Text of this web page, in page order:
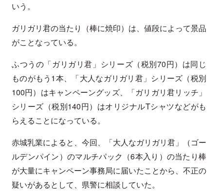
いう。
ガリガリ君の当たり（棒に焼印）は、値段によって景品
がことなっている。
ふつうの「ガリガリ君」シリーズ（税別70円）は同じ
ものがもう1本、「大人なガリガリ君」シリーズ（税別
100円）はキャンペーングッズ、「ガリガリ君リッチ」
シリーズ（税別140円）はオリジナルTシャツなどがも
らえることになっている。
赤城乳業によると、今回、「大人なガリガリ君」（ゴー
ルデンパイン）のマルチパック（6本入り）の当たり棒
が大量にキャンペーン事務局に届いたことから、不正の
疑いがあるとして、県警に相談していた。